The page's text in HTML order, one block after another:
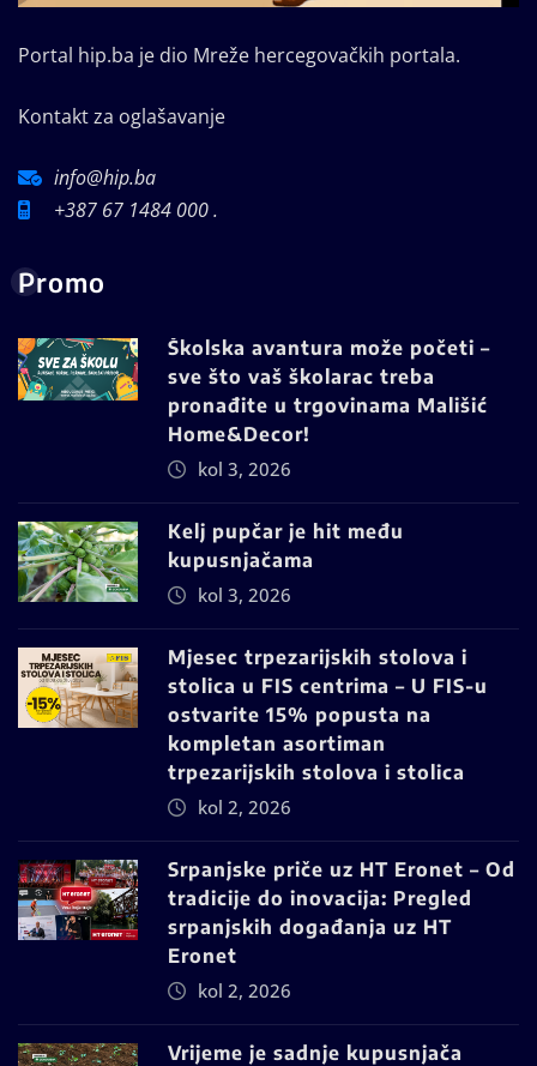
Portal hip.ba je dio Mreže hercegovačkih portala.
Kontakt za oglašavanje
info@hip.ba
+387 67 1484 000 .
Promo
Školska avantura može početi –
sve što vaš školarac treba
pronađite u trgovinama Mališić
Home&Decor!
kol 3, 2026
Kelj pupčar je hit među
kupusnjačama
kol 3, 2026
Mjesec trpezarijskih stolova i
stolica u FIS centrima – U FIS-u
ostvarite 15% popusta na
kompletan asortiman
trpezarijskih stolova i stolica
kol 2, 2026
Srpanjske priče uz HT Eronet – Od
tradicije do inovacija: Pregled
srpanjskih događanja uz HT
Eronet
kol 2, 2026
Vrijeme je sadnje kupusnjača